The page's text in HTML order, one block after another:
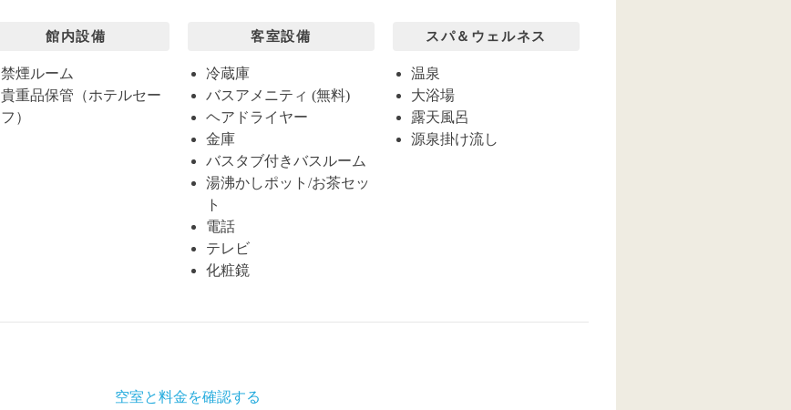
館内設備
禁煙ルーム
貴重品保管（ホテルセー
フ）
客室設備
冷蔵庫
バスアメニティ (無料)
ヘアドライヤー
金庫
バスタブ付きバスルーム
湯沸かしポット/お茶セッ
ト
電話
テレビ
化粧鏡
スパ＆ウェルネス
温泉
大浴場
露天風呂
源泉掛け流し
空室と料金を確認する